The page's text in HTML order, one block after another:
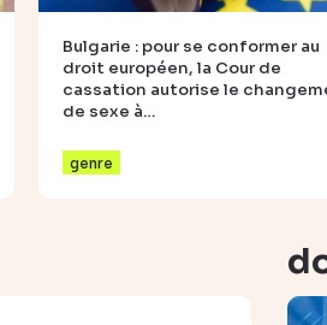
Bulgarie : pour se conformer au
droit européen, la Cour de
cassation autorise le
de sexe à…
genre